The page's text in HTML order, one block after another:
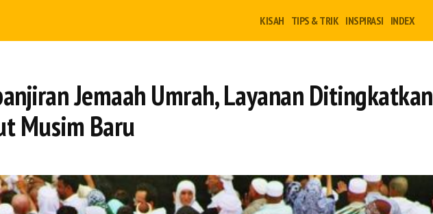
KISAH TIPS & TRIK INSPIRASI INDEX
Jemaah Umrah, Layanan Ditingkatkan
Musim Baru